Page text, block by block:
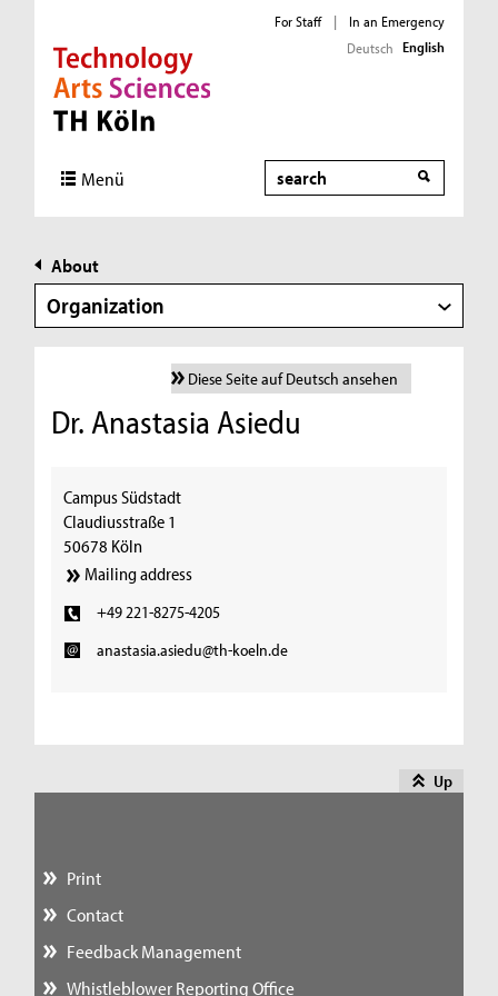
Direkt zur Hauptnavigation
Direkt zur Subnavigation
Direkt zum Inhalt
Direkt zum Fußbereich
For Staff |
In an Emergency
Deutsch English
Menü Search
About
Organization
Diese Seite auf Deutsch ansehen
Dr. Anastasia Asiedu
Campus Südstadt
Claudiusstraße 1
50678 Köln
Mailing address
+49 221-8275-4205
anastasia.asiedu@th-koeln.de
Up
Print
Contact
Feedback Management
Whistleblower Reporting Office